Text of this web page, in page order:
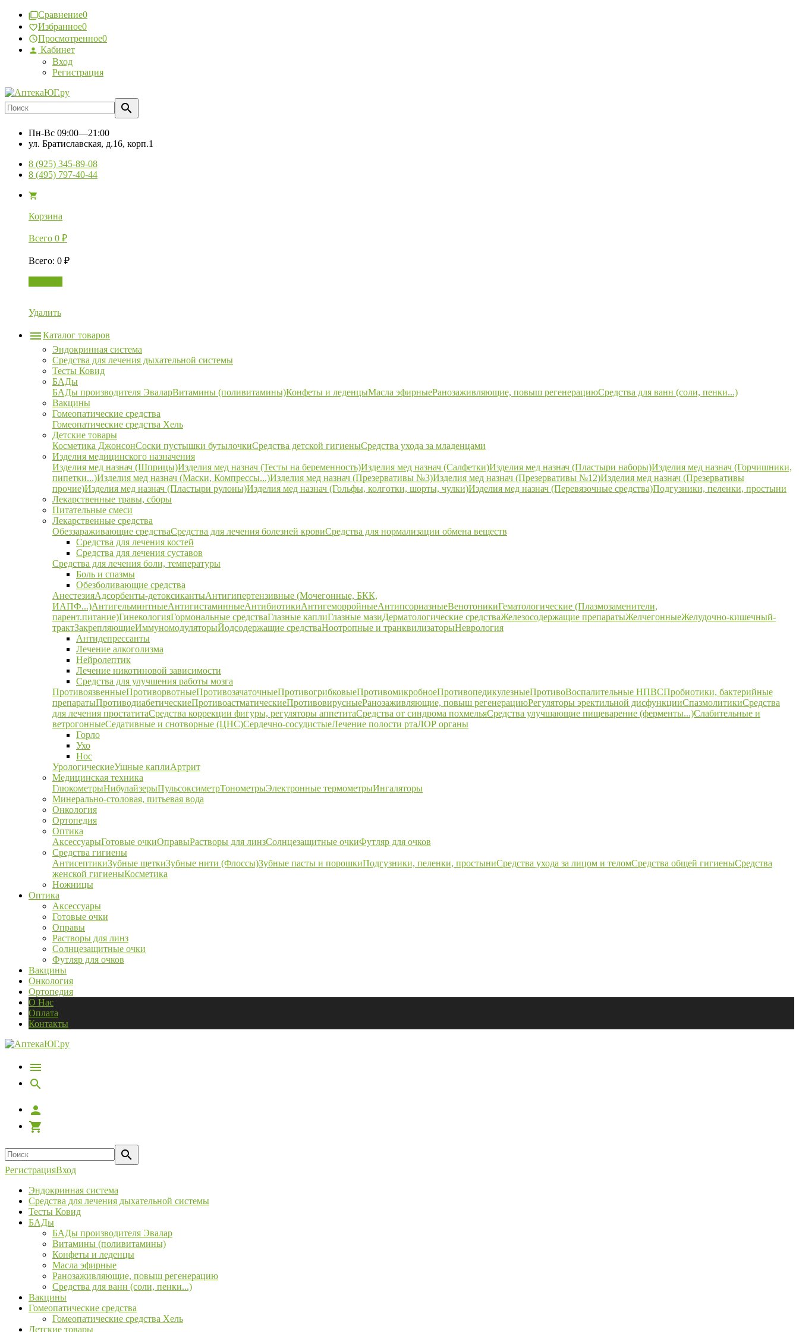
Сравнение0
Избранное0
Просмотренное0
Кабинет
Вход
Регистрация
Пн-Вс 09:00—21:00
ул. Братиславская, д.16, корп.1
8 (925) 345-89-08
8 (495) 797-40-44
Корзина
Всего 0 ₽
Всего: 0 ₽
Удалить
Каталог товаров
Эндокринная система
Средства для лечения дыхательной системы
Тесты Ковид
БАДы
БАДы производителя ЭваларВитамины (поливитамины)Конфеты и леденцыМасла эфирныеРанозаживляющие, повыш регенерациюСредства для ванн (соли, пенки...)
Вакцины
Гомеопатические средства
Гомеопатические средства Хель
Детские товары
Косметика ДжонсонСоски пустышки бутылочкиСредства детской гигиеныСредства ухода за младенцами
Изделия медицинского назначения
Изделия мед назнач (Шприцы)Изделия мед назнач (Тесты на беременность)Изделия мед назнач (Салфетки)Изделия мед назнач (Пластыри наборы)Изделия мед назнач (Горчишники,
пипетки...)Изделия мед назнач (Маски, Компрессы...)Изделия мед назнач (Презервативы №3)Изделия мед назнач (Презервативы №12)Изделия мед назнач (Презервативы
прочие)Изделия мед назнач (Пластыри рулоны)Изделия мед назнач (Гольфы, колготки, шорты, чулки)Изделия мед назнач (Перевязочные средства)Подгузники, пеленки, простыни
Лекарственные травы, сборы
Питательные смеси
Лекарственные средства
Обеззараживающие средстваСредства для лечения болезней кровиСредства для нормализации обмена веществ
Средства для лечения костей
Средства для лечения суставов
Средства для лечения боли, температуры
Боль и спазмы
Обезболивающие средства
АнестезияАдсорбенты-детоксикантыАнтигипертензивные (Мочегонные, БКК,
ИАПФ...)АнтигельминтныеАнтигистаминныеАнтибиотикиАнтигеморройныеАнтипсориазныеВенотоникиГематологические (Плазмозаменители,
парент.питание)ГинекологияГормональные средстваГлазные каплиГлазные мазиДерматологические средстваЖелезосодержащие препаратыЖелчегонныеЖелудочно-кишечный-
трактЗакрепляющиеИммуномодуляторыЙодсодержащие средстваНоотропные и транквилизаторыНеврология
Антидепрессанты
Лечение алкоголизма
Нейролептик
Лечение никотиновой зависимости
Средства для улучшения работы мозга
ПротивоязвенныеПротиворвотныеПротивозачаточныеПротивогрибковыеПротивомикробноеПротивопедикулезныеПротивоВоспалительные НПВСПробиотики, бактерийные
препаратыПротиводиабетическиеПротивоастматическиеПротивовирусныеРанозаживляющие, повыш регенерациюРегуляторы эректильной дисфункцииСпазмолитикиСредства
для лечения простатитаСредства коррекции фигуры, регуляторы аппетитаСредства от синдрома похмельяСредства улучшающие пищеварение (ферменты...)Слабительные и
ветрогонныеСедативные и снотворные (ЦНС)Сердечно-сосудистыеЛечение полости ртаЛОР органы
Горло
Ухо
Нос
УрологическиеУшные каплиАртрит
Медицинская техника
ГлюкометрыНибулайзерыПульсоксиметрТонометрыЭлектронные термометрыИнгаляторы
Минерально-столовая, питьевая вода
Онкология
Ортопедия
Оптика
АксессуарыГотовые очкиОправыРастворы для линзСолнцезащитные очкиФутляр для очков
Средства гигиены
АнтисептикиЗубные щеткиЗубные нити (Флоссы)Зубные пасты и порошкиПодгузники, пеленки, простыниСредства ухода за лицом и теломСредства общей гигиеныСредства
женской гигиеныКосметика
Ножницы
Оптика
Аксессуары
Готовые очки
Оправы
Растворы для линз
Солнцезащитные очки
Футляр для очков
Вакцины
Онкология
Ортопедия
О Нас
Оплата
Контакты
РегистрацияВход
Эндокринная система
Средства для лечения дыхательной системы
Тесты Ковид
БАДы
БАДы производителя Эвалар
Витамины (поливитамины)
Конфеты и леденцы
Масла эфирные
Ранозаживляющие, повыш регенерацию
Средства для ванн (соли, пенки...)
Вакцины
Гомеопатические средства
Гомеопатические средства Хель
Детские товары